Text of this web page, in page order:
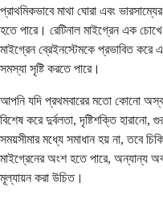
প্রাথমিকভাবে মাথা ঘোরা এবং
হতে পারে। রেটিনাল মাইগ্রেন এক চোখে
মাইগ্রেন ব্রেইনস্টেমকে প্রভাবিত করে
সমস্যা সৃষ্টি করতে পারে।
আপনি যদি প্রথমবারের মতো কোনো
বিশেষ করে দুর্বলতা, দৃষ্টিশক্তি হারানো,
সময়সীমার মধ্যে সমাধান হয় না, তবে
মাইগ্রেনের অংশ হতে পারে, অন্যান্য
মূল্যায়ন করা উচিত।